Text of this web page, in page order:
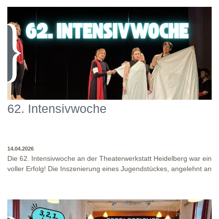
62. Intensivwoche
14.04.2026
Die 62. Intensivwoche an der Theaterwerkstatt Heidelberg war ein
voller Erfolg! Die Inszenierung eines Jugendstückes, angelehnt an
Auseinandersetzung mit den Inhalten und Themen dieser Stücke
statt, sowie eine enge Zusammenarbeit in den